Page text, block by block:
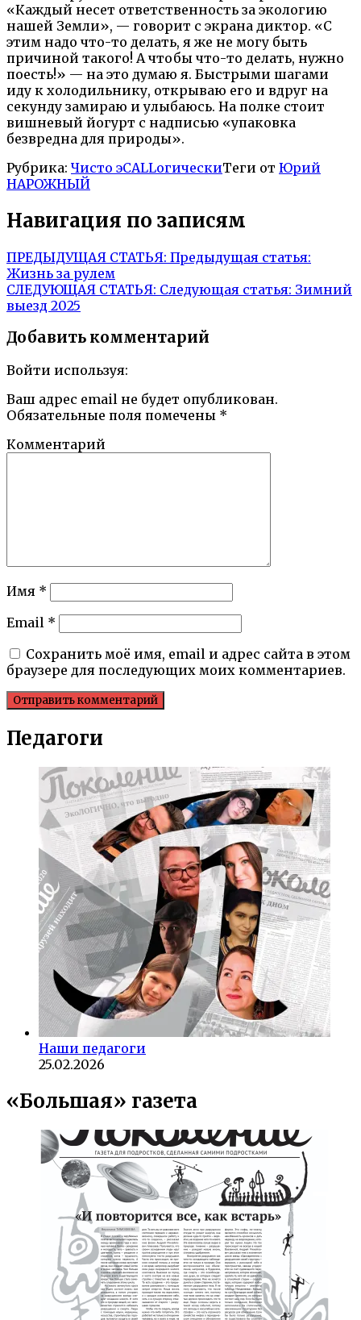
«Каждый несет ответственность за экологию
нашей Земли», — говорит с экрана диктор. «С
этим надо что-то делать, я же не могу быть
причиной такого! А чтобы что-то делать, нужно
поесть!» — на это думаю я. Быстрыми шагами
иду к холодильнику, открываю его и вдруг на
секунду замираю и улыбаюсь. На полке стоит
вишневый йогурт с надписью «упаковка
безвредна для природы».
Рубрика: Чисто эCALLогическиТеги от Юрий
НАРОЖНЫЙ
Навигация по записям
ПРЕДЫДУЩАЯ СТАТЬЯ: Предыдущая статья:
Жизнь за рулем
СЛЕДУЮЩАЯ СТАТЬЯ: Следующая статья: Зимний
выезд 2025
Добавить комментарий
Войти используя:
Ваш адрес email не будет опубликован.
Обязательные поля помечены *
Комментарий
Имя *
Email *
Сохранить моё имя, email и адрес сайта в этом
браузере для последующих моих комментариев.
Педагоги
Наши педагоги
25.02.2026
«Большая» газета